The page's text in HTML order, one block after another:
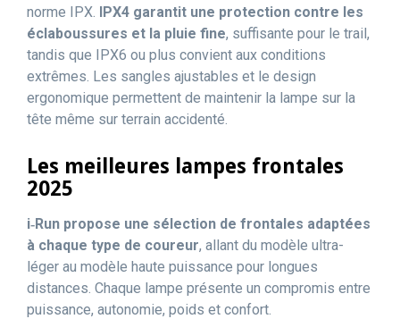
norme IPX. IPX4 garantit une protection contre les
éclaboussures et la pluie fine, suffisante pour le trail,
tandis que IPX6 ou plus convient aux conditions
extrêmes. Les sangles ajustables et le design
ergonomique permettent de maintenir la lampe sur la
tête même sur terrain accidenté.
Les meilleures lampes frontales
2025
i‑Run propose une sélection de frontales adaptées
à chaque type de coureur, allant du modèle ultra-
léger au modèle haute puissance pour longues
distances. Chaque lampe présente un compromis entre
puissance, autonomie, poids et confort.